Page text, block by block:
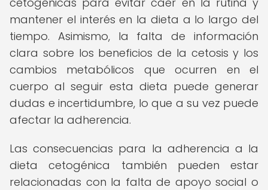
mantener el interés en la dieta a lo largo del
tiempo. Asimismo, la falta de información
clara sobre los beneficios de la cetosis y los
cambios metabólicos que ocurren en el
cuerpo al seguir esta dieta puede generar
dudas e incertidumbre, lo que a su vez puede
afectar la adherencia.
Las consecuencias para la adherencia a la
dieta cetogénica también pueden estar
relacionadas con la falta de apoyo social o